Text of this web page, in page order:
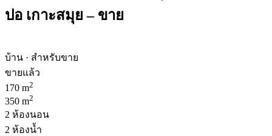
ปอ เกาะสมุย – ขาย
บ้าน · สำหรับขาย
ขายแล้ว
170 m2
350 m2
2 ห้องนอน
2 ห้องน้ำ